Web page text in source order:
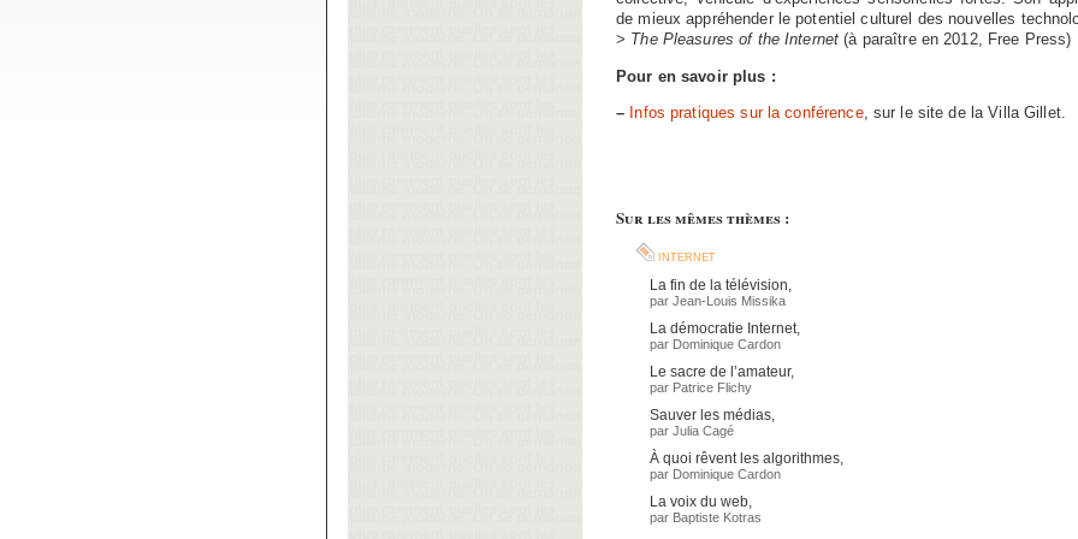
de mieux appréhender le potentiel culturel des nouvelles
> The Pleasures of the Internet (à paraître en 2012, Free Press)
Pour en savoir plus :
– Infos pratiques sur la conférence, sur le site de la Villa Gillet.
Sur les mêmes thèmes :
internet
La fin de la télévision,
par Jean-Louis Missika
La démocratie Internet,
par Dominique Cardon
Le sacre de l’amateur,
par Patrice Flichy
Sauver les médias,
par Julia Cagé
À quoi rêvent les algorithmes,
par Dominique Cardon
La voix du web,
par Baptiste Kotras